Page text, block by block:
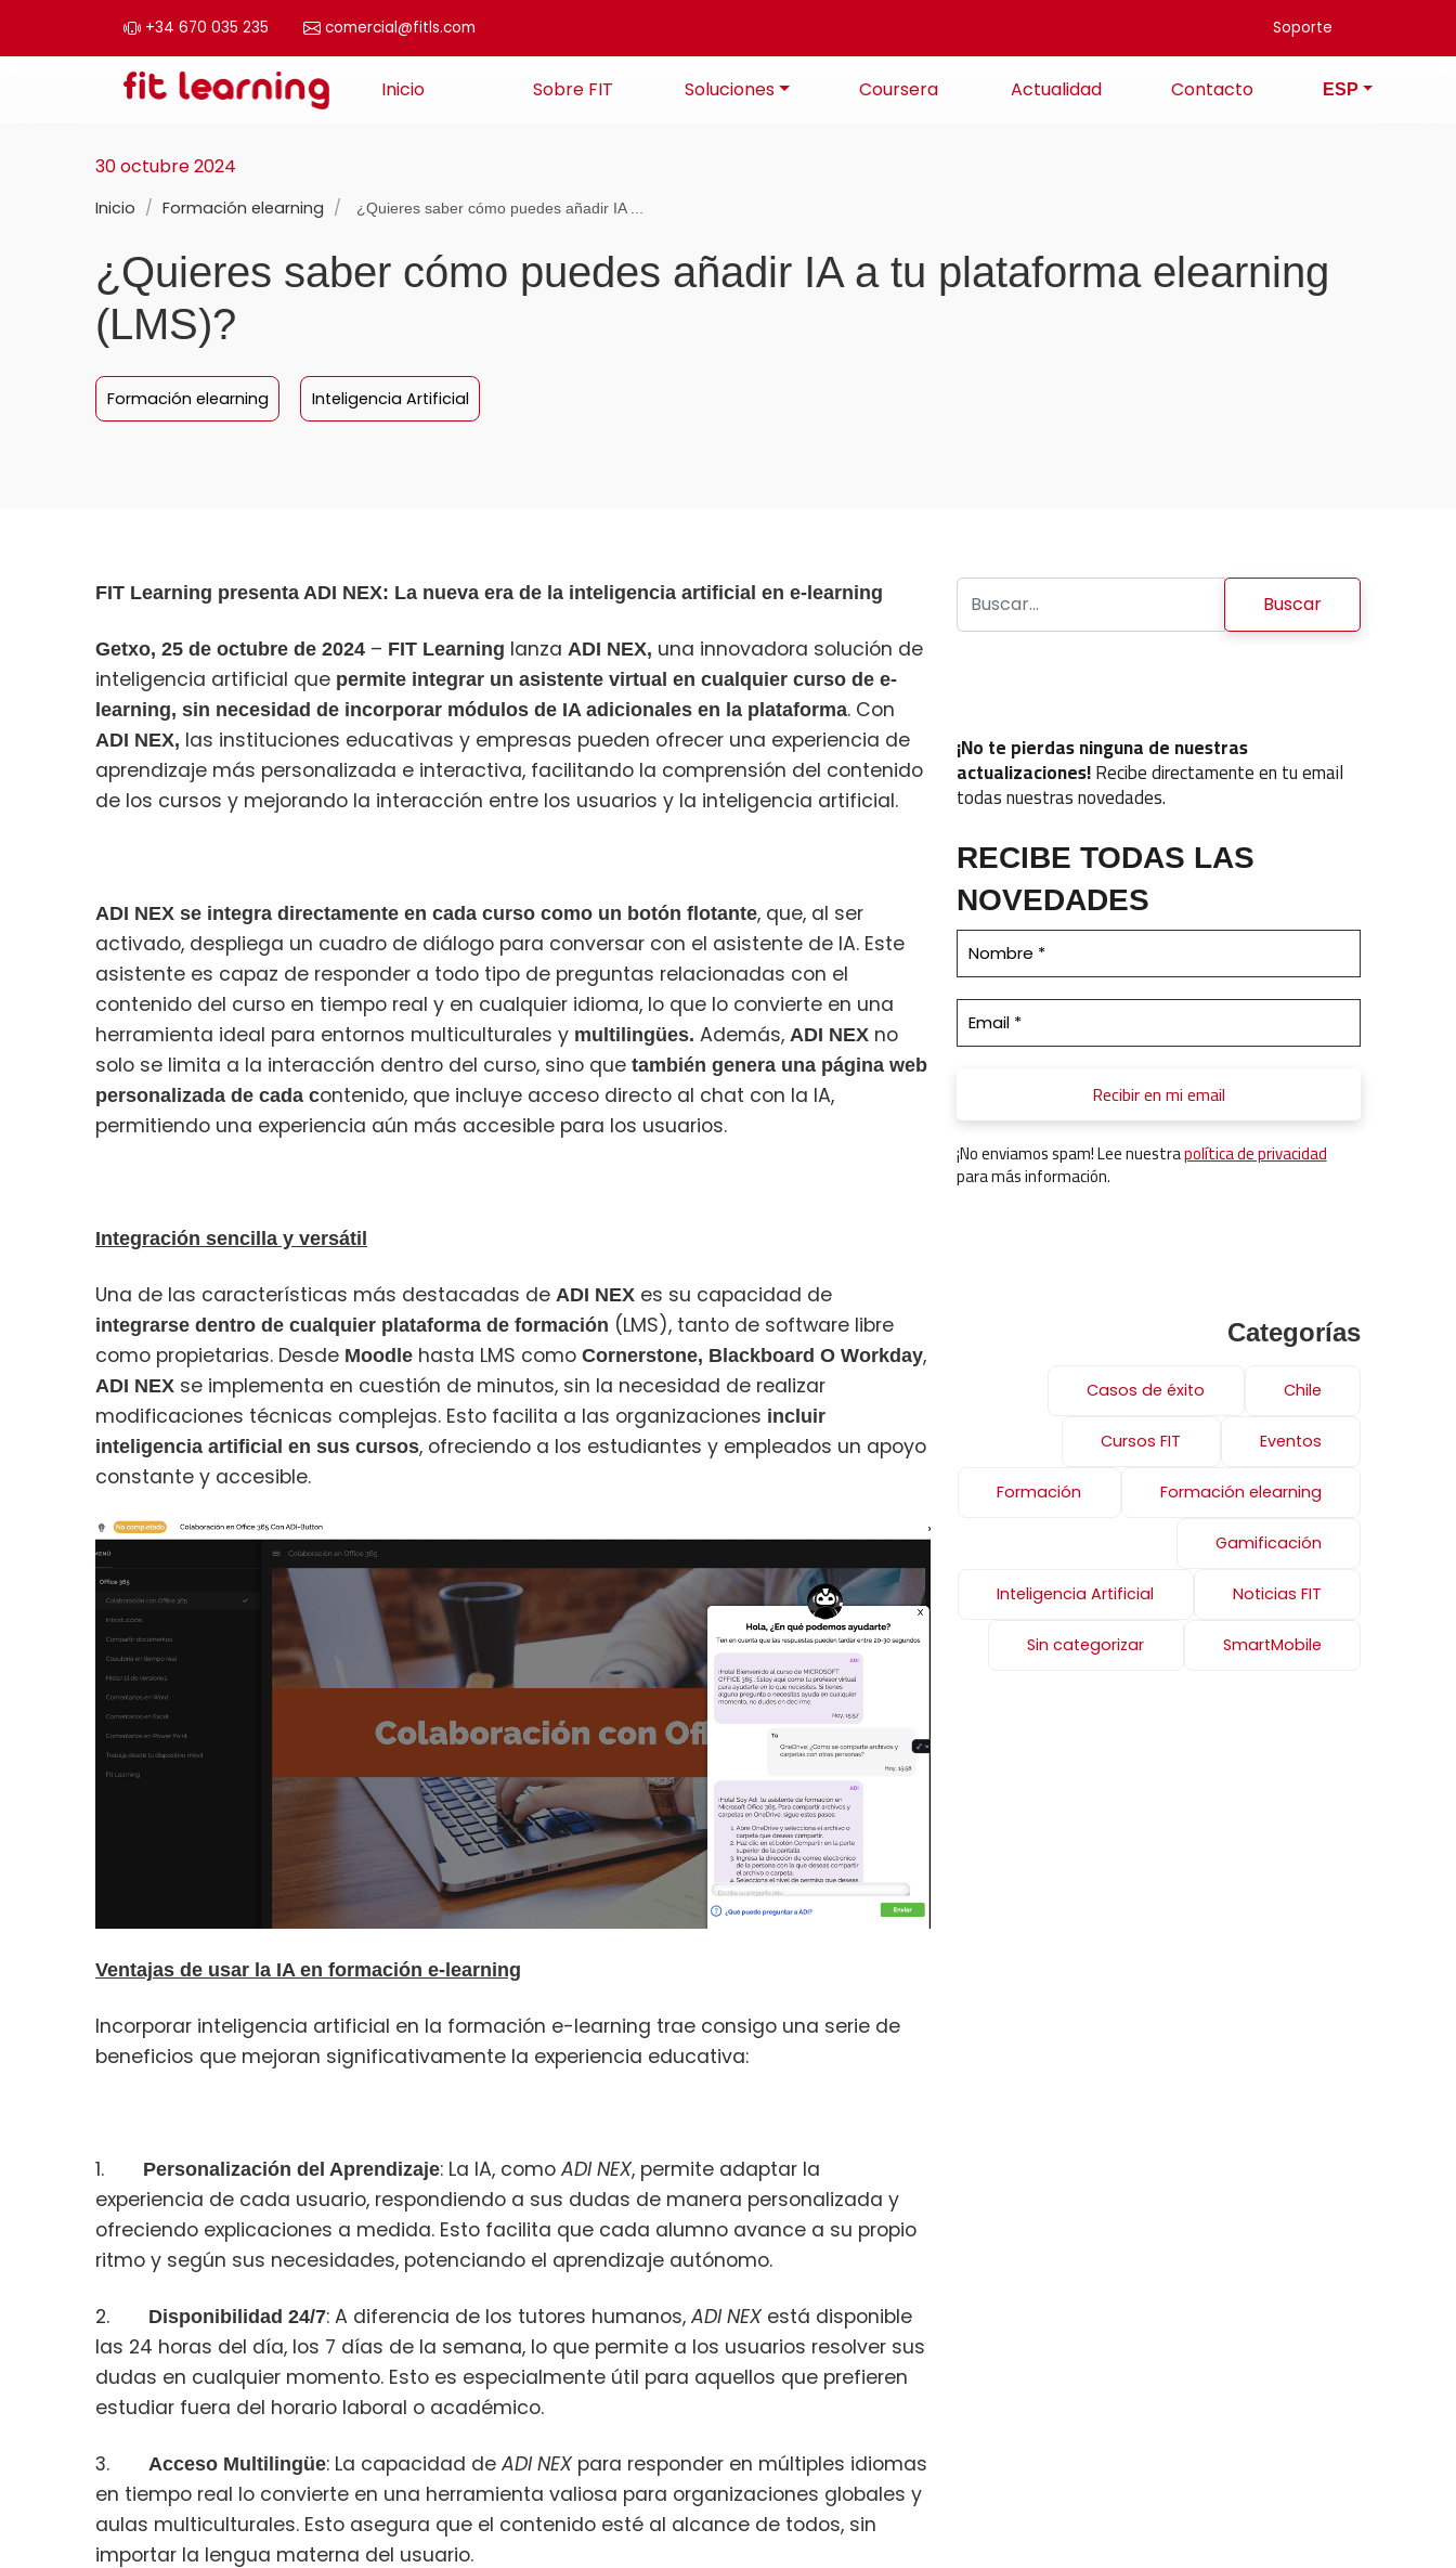
+34 670 035 235 comercial@fitls.com Soporte
Saltar al contenido
Navegación principal Inicio Sobre FIT Soluciones Coursera Actualidad Contacto ESP
30 octubre 2024
Inicio / Formación elearning / ¿Quieres saber cómo puedes añadir IA ...
¿Quieres saber cómo puedes añadir IA a tu plataforma elearning
(LMS)?
Formación elearning Inteligencia Artificial
FIT Learning presenta ADI NEX: La nueva era de la inteligencia artificial en e-learning
Getxo, 25 de octubre de 2024 – FIT Learning lanza ADI NEX, una innovadora solución de
inteligencia artificial que permite integrar un asistente virtual en cualquier curso de e-
learning, sin necesidad de incorporar módulos de IA adicionales en la plataforma. Con
ADI NEX, las instituciones educativas y empresas pueden ofrecer una experiencia de
aprendizaje más personalizada e interactiva, facilitando la comprensión del contenido
de los cursos y mejorando la interacción entre los usuarios y la inteligencia artificial.
ADI NEX se integra directamente en cada curso como un botón flotante, que, al ser
activado, despliega un cuadro de diálogo para conversar con el asistente de IA. Este
asistente es capaz de responder a todo tipo de preguntas relacionadas con el
contenido del curso en tiempo real y en cualquier idioma, lo que lo convierte en una
herramienta ideal para entornos multiculturales y multilingües. Además, ADI NEX no
solo se limita a la interacción dentro del curso, sino que también genera una página web
personalizada de cada contenido, que incluye acceso directo al chat con la IA,
permitiendo una experiencia aún más accesible para los usuarios.
Integración sencilla y versátil
Una de las características más destacadas de ADI NEX es su capacidad de
integrarse dentro de cualquier plataforma de formación (LMS), tanto de software libre
como propietarias. Desde Moodle hasta LMS como Cornerstone, Blackboard O Workday,
ADI NEX se implementa en cuestión de minutos, sin la necesidad de realizar
modificaciones técnicas complejas. Esto facilita a las organizaciones incluir
inteligencia artificial en sus cursos, ofreciendo a los estudiantes y empleados un apoyo
constante y accesible.
Ventajas de usar la IA en formación e-learning
Incorporar inteligencia artificial en la formación e-learning trae consigo una serie de
beneficios que mejoran significativamente la experiencia educativa:
1. Personalización del Aprendizaje: La IA, como ADI NEX, permite adaptar la
experiencia de cada usuario, respondiendo a sus dudas de manera personalizada y
ofreciendo explicaciones a medida. Esto facilita que cada alumno avance a su propio
ritmo y según sus necesidades, potenciando el aprendizaje autónomo.
2. Disponibilidad 24/7: A diferencia de los tutores humanos, ADI NEXestá disponible
las 24 horas del día, los 7 días de la semana, lo que permite a los usuarios resolver sus
dudas en cualquier momento. Esto es especialmente útil para aquellos que prefieren
estudiar fuera del horario laboral o académico.
3. Acceso Multilingüe: La capacidad de ADI NEXpara responder en múltiples idiomas
en tiempo real lo convierte en una herramienta valiosa para organizaciones globales y
aulas multiculturales. Esto asegura que el contenido esté al alcance de todos, sin
importar la lengua materna del usuario.
Buscar:
¡No te pierdas ninguna de nuestras
actualizaciones!Recibe directamente en tu email
todas nuestras novedades.
RECIBE TODAS LAS
NOVEDADES
¡No enviamos spam! Lee nuestrapolítica de privacidad
para más información.
Categorías
Casos de éxito Chile
Cursos FIT Eventos
Formación Formación elearning
Gamificación
Inteligencia Artificial Noticias FIT
Sin categorizar SmartMobile